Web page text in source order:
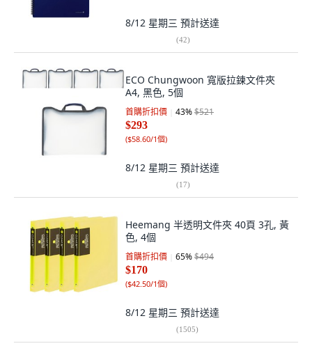
8/12 星期三 預計送達
(42)
ECO Chungwoon 寬版拉鍊文件夾
A4, 黑色, 5個
首購折扣價 43%$521
$293
($58.60/1個)
8/12 星期三 預計送達
(17)
Heemang 半透明文件夾 40頁 3孔, 黃
色, 4個
首購折扣價 65%$494
$170
($42.50/1個)
8/12 星期三 預計送達
(1505)